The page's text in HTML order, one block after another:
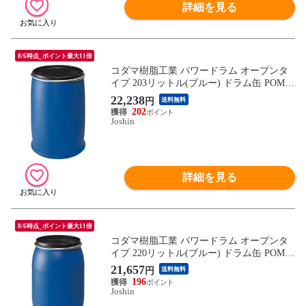
詳細を見る
8/6時点_ポイント最大11倍
コダマ樹脂工業 パワードラム オープンタ
イプ 203リットル(ブルー) ドラム缶 POM-2
00 【返品種別B】
22,238円 送料無料
202
Joshin
詳細を見る
8/6時点_ポイント最大11倍
コダマ樹脂工業 パワードラム オープンタ
イプ 220リットル(ブルー) ドラム缶 POM-2
20 【返品種別B】
21,657 円 送料無料
196
Joshin